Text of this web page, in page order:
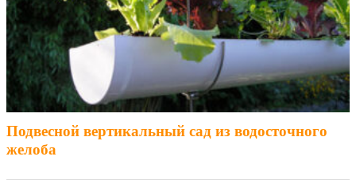
Подвесной вертикальный сад из водосточного
желоба